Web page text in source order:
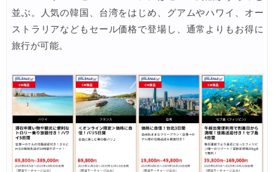
並ぶ。人気の韓国、台湾をはじめ、グアムやハワイ、オー
ストラリアなどもセール価格で登場し、通常よりもお得に
旅行が可能。